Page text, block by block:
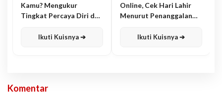
Kamu? Mengukur
Tingkat Percaya Diri dan
Ikuti Kuisnya ➔
Online, Cek Hari Lahir
Menurut Penanggalan
Ikuti Kuisnya ➔
Komentar